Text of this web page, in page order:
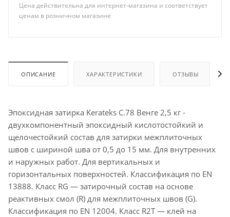
Цена действительна для интернет-магазина и соответствует
ценам в розничном магазине
ОПИСАНИЕ ХАРАКТЕРИСТИКИ ОТЗЫВЫ
Эпоксидная затирка Kerateks С.78 Венге 2,5 кг -
двухкомпонентный эпоксидный кислотостойкий и
щелочестойкий состав для затирки межплиточных
швов с шириной шва от 0,5 до 15 мм. Для внутренних
и наружных работ. Для вертикальных и
горизонтальных поверхностей. Классификация по EN
13888. Класс RG — затирочный состав на основе
реактивных смол (R) для межплиточных швов (G).
Классификация по EN 12004. Класс R2T — клей на